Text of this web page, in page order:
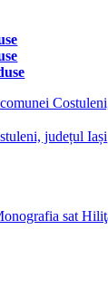
județul Iași